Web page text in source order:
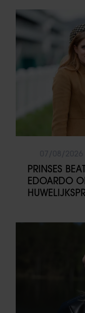
PRINSES
EDOARDO